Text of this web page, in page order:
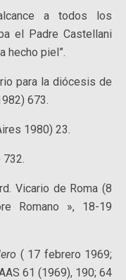
a todos los
el Padre Castellani
hecho piel”.
para la diócesis de
673.
1980) 23.
732.
Vicario de Roma (8
Romano », 18-19
( 17 febrero 1969;
61 (1969), 190; 64